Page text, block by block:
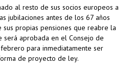
al resto de sus socios europeos a
jubilaciones antes de los 67 años
propias pensiones que reabre la
será aprobada en el Consejo de
para inmediatamente ser
de proyecto de ley.